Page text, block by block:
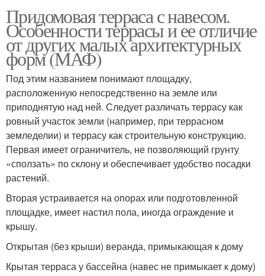
Придомовая терраса с навесом.
Особенности террасы и ее отличие
от других малых архитектурных
форм (МАФ)
Под этим названием понимают площадку,
расположенную непосредственно на земле или
приподнятую над ней. Следует различать террасу как
ровный участок земли (например, при террасном
земледелии) и террасу как строительную конструкцию.
Первая имеет ограничитель, не позволяющий грунту
«сползать» по склону и обеспечивает удобство посадки
растений.
Вторая устраивается на опорах или подготовленной
площадке, имеет настил пола, иногда ограждение и
крышу.
Открытая (без крыши) веранда, примыкающая к дому
Крытая терраса у бассейна (навес не примыкает к дому)